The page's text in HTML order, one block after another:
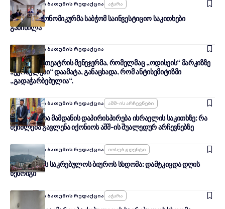
Ავტორი:შენი ბათუმის რედაქცია Აჭარა
აჭარაში ეკონომიკურმა საბჭომ საინვესტიციო საკითხები
განიხილა
Ავტორი:შენი ბათუმის რედაქცია
ორეგონის თეატრის მენეჯერმა, რომელმაც „ოდისეის“ მარკიზზე
„ევრაელები“ დაამატა, განაცხადა, რომ ანტისემიტიზმი
„გადაჭარბებულია“.
Ავტორი:შენი ბათუმის რედაქცია Აშშ-Ის Არჩევნები
ტრამპისა და მამდანის დაპირისპირება ისრაელის საკითხზე: რა
შეიძლება გავლენა იქონიოს აშშ-ის შუალედურ არჩევნებზე
Ავტორი: შენი ბათუმის რედაქცია Იოსებ Ჟღენტი
ქობულეთის საკრებულოს ბიუროს სხდომა: დამტკიცდა დღის
წესრიგი
შენი ბათუმის რედაქცია Აჭარა